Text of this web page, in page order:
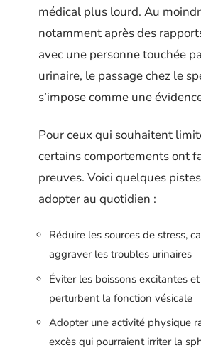
médical plus lourd. Au
notamment après des
avec une personne touchée
urinaire, le passage chez le
s’impose comme une
Pour ceux qui souhaitent
certains comportements ont
preuves. Voici quelques
adopter au quotidien :
Réduire les sources de stress,
aggraver les troubles urinaires
Éviter les boissons excitantes
perturbent la fonction vésicale
Adopter une activité physique
excès qui pourraient irriter la